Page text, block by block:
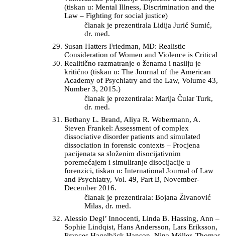
(tiskan u: Mental Illness, Discrimination and the
Law – Fighting for social justice)
članak je prezentirala Lidija Jurić Sumić,
dr. med.
Susan Hatters Friedman, MD: Realistic
Consideration of Women and Violence is Critical
Realitično razmatranje o ženama i nasilju je
kritično (tiskan u: The Journal of the American
Academy of Psychiatry and the Law, Volume 43,
Number 3, 2015.)
članak je prezentirala: Marija Čular Turk,
dr. med.
Bethany L. Brand, Aliya R. Webermann, A.
Steven Frankel: Assessment of complex
dissociative disorder patients and simulated
dissociation in forensic contexts – Procjena
pacijenata sa složenim disocijativnim
poremećajem i simuliranje disocijacije u
forenzici, tiskan u: International Journal of Law
and Psychiatry, Vol. 49, Part B, November-
December 2016.
članak je prezentirala: Bojana Živanović
Milas, dr. med.
Alessio Degl’ Innocenti, Linda B. Hassing, Ann –
Sophie Lindqist, Hans Andersson, Lars Eriksson,